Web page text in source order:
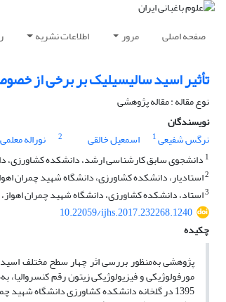
صفحه اصلی مرور اطلاعات نشریه
تأثیر اسید سالیسیلیک بر برخی از
نوع مقاله : مقاله پژوهشی
نویسندگان
نرگس شفیعی1 اسمعیل خالقی 2 نوراله معلمی
1دانشجوی سابق کارشناسی ارشد، دانشکده کشاورزی،
2استادیار، دانشکده کشاورزی، دانشگاه شهید چمران
3استاد، دانشکده کشاورزی، دانشگاه شهید چمران اهواز،
10.22059/ijhs.2017.232268.1240
چکیده
1395 در گلخانه دانشکده کشاورزی دانشگاه